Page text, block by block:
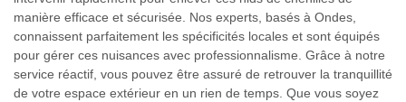
manière efficace et sécurisée. Nos experts, basés à Ondes,
connaissent parfaitement les spécificités locales et sont équipés
pour gérer ces nuisances avec professionnalisme. Grâce à notre
service réactif, vous pouvez être assuré de retrouver la tranquillité
de votre espace extérieur en un rien de temps. Que vous soyez